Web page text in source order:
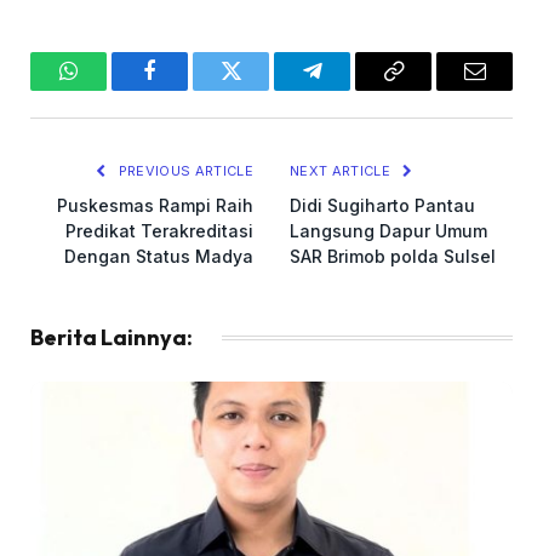
WhatsAppFacebookTwitter TelegramCopy
Email
PREVIOUS ARTICLE
Puskesmas Rampi Raih
Predikat Terakreditasi
Dengan Status Madya
NEXT ARTICLE
Didi Sugiharto Pantau
Langsung Dapur Umum
SAR Brimob polda Sulsel
Berita Lainnya: